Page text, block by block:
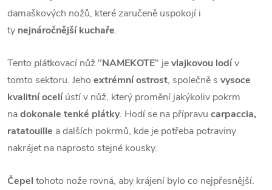
damaškových nožů, které zaručeně uspokojí i
ty nejnáročnější kuchaře.
Tento plátkovací nůž "NAMEKOTE" jevlajkovou lodív
tomto sektoru. Jeho extrémní ostrost, společně s vysoce
kvalitní ocelíústí v nůž, který promění jakýkoliv pokrm
nadokonale tenké plátky. Hodí se na přípravu carpaccia,
ratatouille a dalších pokrmů, kde je potřeba potraviny
nakrájet na naprosto stejné kousky.
Čepel tohoto nože rovná, aby krájení bylo co nejpřesnější.